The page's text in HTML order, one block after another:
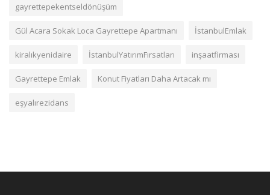
gayrettepekentseldönüşüm
Gül Acara Sokak Loca Gayrettepe Apartmanı İstanbulEmlak
kiralıkyenidaire İstanbulYatırımFırsatları inşaatfirması
Gayrettepe Emlak Konut Fiyatları Daha Artacak mı
eşyalırezidans